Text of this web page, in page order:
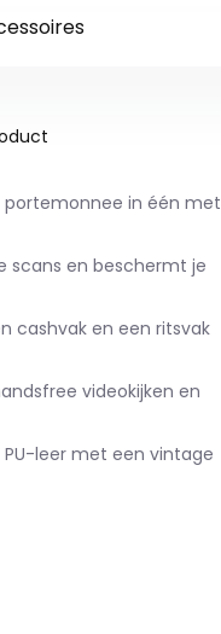
in één met
scans en beschermt je
cashvak en een ritsvak
videokijken en
leer met een vintage